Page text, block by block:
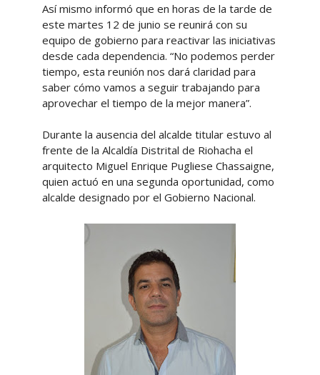
Así mismo informó que en horas de la tarde de
este martes 12 de junio se reunirá con su
equipo de gobierno para reactivar las iniciativas
desde cada dependencia. “No podemos perder
tiempo, esta reunión nos dará claridad para
saber cómo vamos a seguir trabajando para
aprovechar el tiempo de la mejor manera”.
Durante la ausencia del alcalde titular estuvo al
frente de la Alcaldía Distrital de Riohacha el
arquitecto Miguel Enrique Pugliese Chassaigne,
quien actuó en una segunda oportunidad, como
alcalde designado por el Gobierno Nacional.